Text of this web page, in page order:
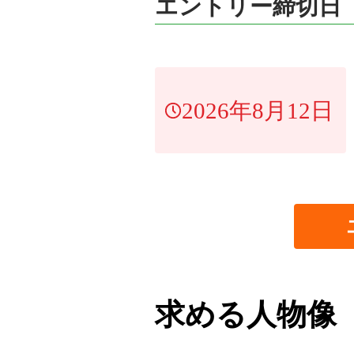
エントリー締切日
2026年8月12日
求める人物像